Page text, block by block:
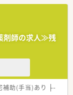
と土曜日の半日勤
ら470万円程度で
530万円程度と安
齢に関わらず年収
剤師の求人≫残
補助(手当)あり 管理